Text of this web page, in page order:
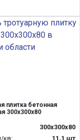
плитка бетонная
300х300х80
300х300х80
кв:
11,1 шт